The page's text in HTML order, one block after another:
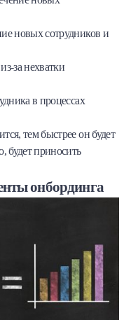
новых сотрудников и
за нехватки
в процессах
тем быстрее он будет
будет приносить
онбординга